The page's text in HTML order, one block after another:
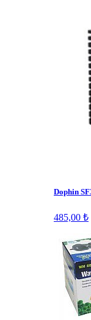
Dophin
485,00 ₺